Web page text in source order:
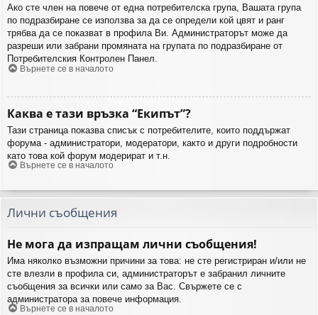
Ако сте член на повече от една потребителска група, Вашата група
по подразбиране се използва за да се определи кой цвят и ранг
трябва да се показват в профила Ви. Администраторът може да
разреши или забрани промяната на групата по подразбиране от
Потребителския Контролен Панел.
Върнете се в началото
Каква е тази връзка “Екипът”?
Тази страница показва списък с потребителите, които поддържат
форума - администратори, модератори, както и други подробности
като това кой форум модерират и т.н.
Върнете се в началото
Лични съобщения
Не мога да изпращам лични съобщения!
Има няколко възможни причини за това: не сте регистриран и/или не
сте влезли в профила си, администраторът е забранил личните
съобщения за всички или само за Вас. Свържете се с
администратора за повече информация.
Върнете се в началото